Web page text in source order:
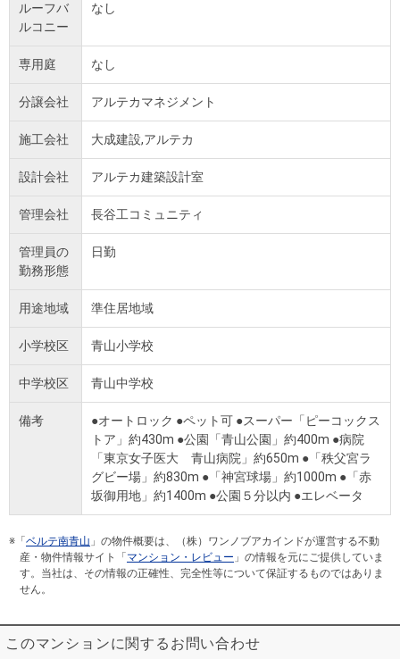
ルーフバ
ルコニー
なし
専用庭 なし
分譲会社 アルテカマネジメント
施工会社 大成建設,アルテカ
設計会社 アルテカ建築設計室
管理会社 長谷工コミュニティ
管理員の
勤務形態
日勤
用途地域 準住居地域
小学校区 青山小学校
中学校区 青山中学校
備考
●オートロック ●ペット可 ●スーパー「ピーコックス
トア」約430m ●公園「青山公園」約400m ●病院
「東京女子医大 青山病院」約650m ●「秩父宮ラ
グビー場」約830m ●「神宮球場」約1000m ●「赤
坂御用地」約1400m ●公園５分以内 ●エレベータ
※「 ベルテ南青山 」の物件概要は、（株）ワンノブアカインドが運営する不動
産・物件情報サイト「 マンション・レビュー 」の情報を元にご提供していま
す。当社は、その情報の正確性、完全性等について保証するものではありま
せん。
このマンションに関するお問い合わせ